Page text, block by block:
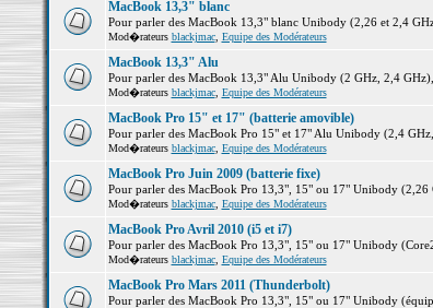
MacBook 13,3" blanc
Pour parler des MacBook 13,3" blanc Unibody (2,26 et 2,4
Mod�rateurs blackjmac, Equipe des Modérateurs
MacBook 13,3" Alu
Pour parler des MacBook 13,3" Alu Unibody (2 GHz, 2,4
Mod�rateurs blackjmac, Equipe des Modérateurs
MacBook Pro 15" et 17" (batterie amovible)
Pour parler des MacBook Pro 15" et 17" Alu Unibody (2,4
Mod�rateurs blackjmac, Equipe des Modérateurs
MacBook Pro Juin 2009 (batterie fixe)
Pour parler des MacBook Pro 13,3", 15" ou 17" Unibody (2,26
Mod�rateurs blackjmac, Equipe des Modérateurs
MacBook Pro Avril 2010 (i5 et i7)
Pour parler des MacBook Pro 13,3", 15" ou 17" Unibody
Mod�rateurs blackjmac, Equipe des Modérateurs
MacBook Pro Mars 2011 (Thunderbolt)
Pour parler des MacBook Pro 13,3", 15" ou 17" Unibody